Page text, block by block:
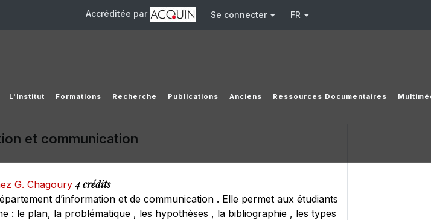
Accréditée par Se connecter FR
L'Institut Formations Recherche Publications Anciens Ressources Documentaires
et communication
G. Chagoury4 crédits
d’information et de communication . Elle permet aux étudiants
: le plan, la problématique , les hypothèses , la bibliographie , les types